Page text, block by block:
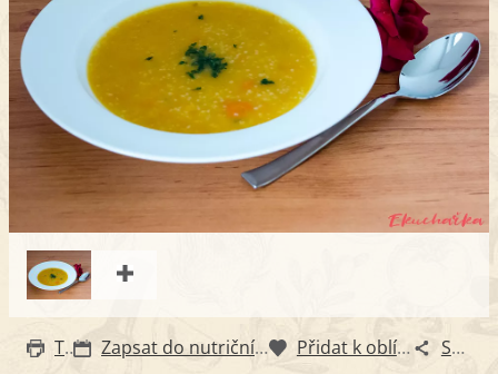
Tisk Zapsat do nutričního diáře Přidat k oblíbeným Sdílet